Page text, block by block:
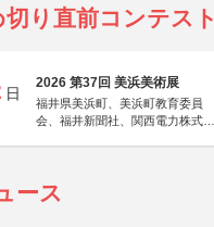
切り直前コンテスト
日
2026 第37回 美浜美術展
福井県美浜町、美浜町教育委員
会、福井新聞社、関西電力株式会
ース